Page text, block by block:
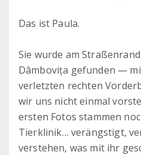
Das ist Paula.
Sie wurde am
Dâmbovița gefunden —
verletzten rechten
wir uns nicht einmal
ersten Fotos stammen
Tierklinik… verängstigt,
verstehen, was mit ihr